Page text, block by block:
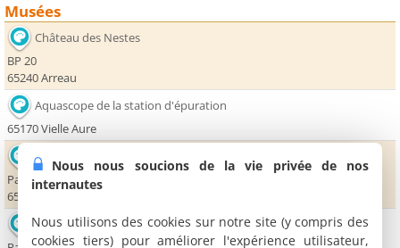
Musées
Château des Nestes
BP 20
65240 Arreau
Aquascope de la station d'épuration
65170 Vielle Aure
Cidrerie d'Ancizan
Parking Intermarché
65440 Ancizan
Musée de la Vallée d'Aure
Nous nous soucions de la vie privée de nos
internautes
Nous utilisons des cookies sur notre site (y compris des
cookies tiers) pour améliorer l'expérience utilisateur,